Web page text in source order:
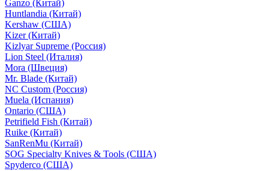
Ganzo (Китай)
Huntlandia (Китай)
Kershaw (США)
Kizer (Китай)
Kizlyar Supreme (Россия)
Lion Steel (Италия)
Mora (Швеция)
Mr. Blade (Китай)
NC Custom (Россия)
Muela (Испания)
Ontario (США)
Petrifield Fish (Китай)
Ruike (Китай)
SanRenMu (Китай)
SOG Specialty Knives & Tools (США)
Spyderco (США)